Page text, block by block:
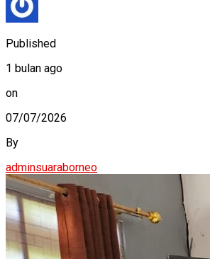
Published
1 bulan ago
on
07/07/2026
By
adminsuaraborneo